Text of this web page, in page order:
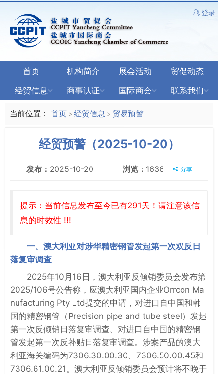
登录
首页 机构简介 展会活动
贸促动态
经贸信息
商事认证 国际商会 联系我们
当前位置： 首页 > 经贸信息 > 贸易预警
经贸预警（2025-10-20）
发布： 2025-10-20 浏览： 1636 分享
提示：当前信息发布至今已有291天！请注意该信
息的时效性 !!!
一、澳大利亚对涉华精密钢管发起第一次双反日
落复审调查
2025年10月16日，澳大利亚反倾销委员会发布第
2025/106号公告称，应澳大利亚国内企业Orrcon Ma
nufacturing Pty Ltd提交的申请，对进口自中国和韩
国的精密钢管（Precision pipe and tube steel）发起
第一次反倾销日落复审调查、对进口自中国的精密钢
管发起第一次反补贴日落复审调查。涉案产品的澳大
利亚海关编码为7306.30.00.30、7306.50.00.45和
7306.61.00.21。澳大利亚反倾销委员会预计将不晚于